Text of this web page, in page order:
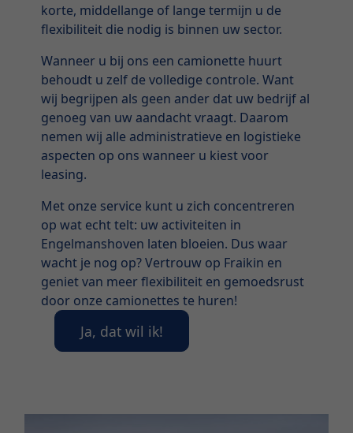
korte, middellange of lange termijn u de
flexibiliteit die nodig is binnen uw sector.
Wanneer u bij ons een camionette huurt
behoudt u zelf de volledige controle. Want
wij begrijpen als geen ander dat uw bedrijf al
genoeg van uw aandacht vraagt. Daarom
nemen wij alle administratieve en logistieke
aspecten op ons wanneer u kiest voor
leasing.
Met onze service kunt u zich concentreren
op wat echt telt: uw activiteiten in
Engelmanshoven laten bloeien. Dus waar
wacht je nog op? Vertrouw op Fraikin en
geniet van meer flexibiliteit en gemoedsrust
door onze camionettes te huren!
Ja, dat wil ik!